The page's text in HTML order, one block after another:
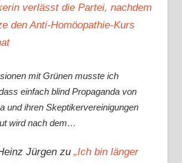
verlässt die Partei, nachdem
den Anti-Homöopathie-Kurs
mit Grünen musste ich
einfach blind Propaganda von
und ihren Skeptikervereinigungen
wird nach dem…
Jürgenzu „Ich bin länger